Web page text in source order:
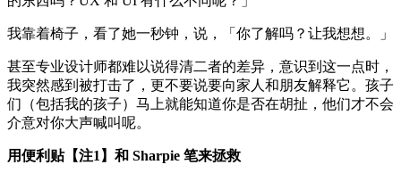
我靠着椅子，看了她一秒钟，说，「你了解吗？让我想想。」
甚至专业设计师都难以说得清二者的差异，意识到这一点时，
我突然感到被打击了，更不要说要向家人和朋友解释它。孩子
们（包括我的孩子）马上就能知道你是否在胡扯，他们才不会
介意对你大声喊叫呢。
用便利贴【注1】和 Sharpie 笔来拯救